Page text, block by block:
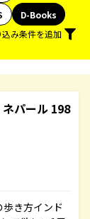
D-Books
み条件を追加
パール 198
き方インド